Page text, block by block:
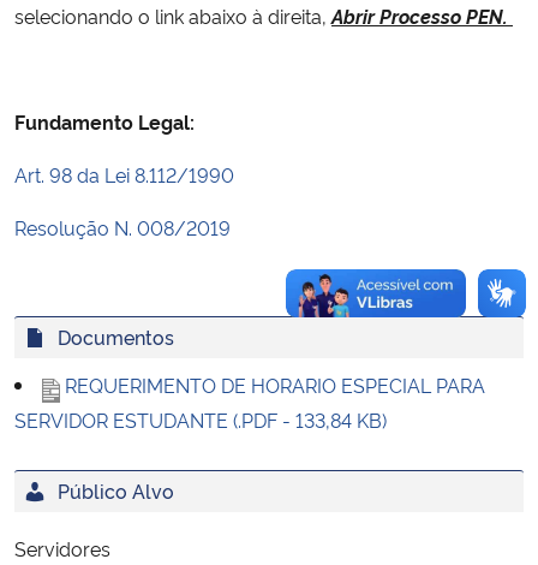
Banco Central do Brasil
selecionando o link abaixo à direita, Abrir Processo PEN.
Fundamento Legal:
Art. 98 da Lei 8.112/1990
Resolução N. 008/2019
Documentos
REQUERIMENTO DE HORARIO ESPECIAL PARA
SERVIDOR ESTUDANTE (.PDF - 133,84 KB)
Público Alvo
Servidores